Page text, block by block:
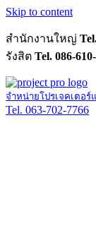
Skip to content
สำนักงานใหญ่
รังสิต Tel. 086-
จำหน่ายโปรเจคเตอ
Tel. 063-702-7766